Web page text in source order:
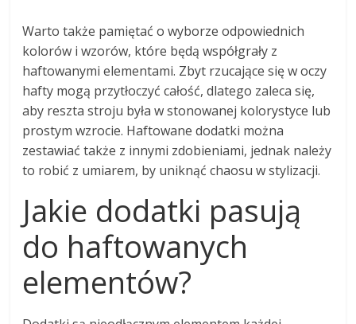
Warto także pamiętać o wyborze odpowiednich
kolorów i wzorów, które będą współgrały z
haftowanymi elementami. Zbyt rzucające się w oczy
hafty mogą przytłoczyć całość, dlatego zaleca się,
aby reszta stroju była w stonowanej kolorystyce lub
prostym wzrocie. Haftowane dodatki można
zestawiać także z innymi zdobieniami, jednak należy
to robić z umiarem, by uniknąć chaosu w stylizacji.
Jakie dodatki pasują
do haftowanych
elementów?